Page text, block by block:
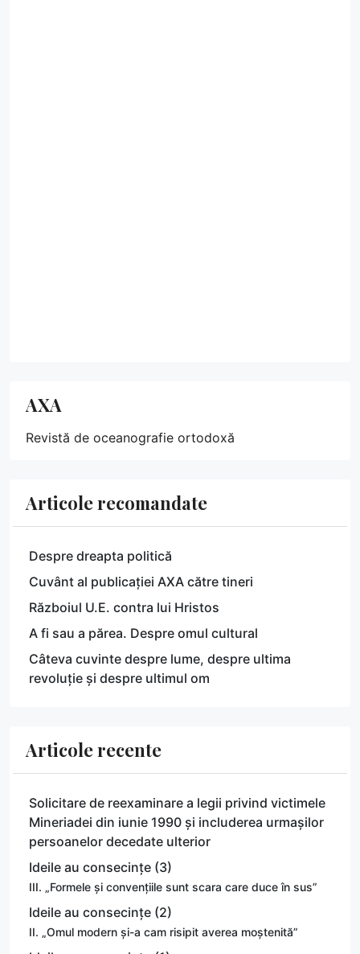
AXA
Revistă de oceanografie ortodoxă
Articole recomandate
Despre dreapta politică
Cuvânt al publicației AXA către tineri
Războiul U.E. contra lui Hristos
A fi sau a părea. Despre omul cultural
Câteva cuvinte despre lume, despre ultima
revoluție și despre ultimul om
Articole recente
Solicitare de reexaminare a legii privind victimele
Mineriadei din iunie 1990 și includerea urmașilor
persoanelor decedate ulterior
Ideile au consecințe (3)
III. „Formele și convențiile sunt scara care duce în sus”
Ideile au consecințe (2)
II. „Omul modern și-a cam risipit averea moștenită”